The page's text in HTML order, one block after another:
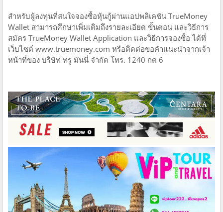
สำหรับผู้ลงทุนที่สนใจจองซื้อหุ้นกู้ผ่านแอปพลิเคชัน TrueMoney
Wallet สามารถศึกษาเพิ่มเติมถึงรายละเอียด ขั้นตอน และวิธีการ
สมัคร TrueMoney Wallet Application และวิธีการจองซื้อ ได้ที่
เว็บไซต์ www.truemoney.com หรือติดต่อขอคำแนะนำจากเจ้า
หน้าที่ของ บริษัท ทรู มันนี่ จำกัด โทร. 1240 กด 6